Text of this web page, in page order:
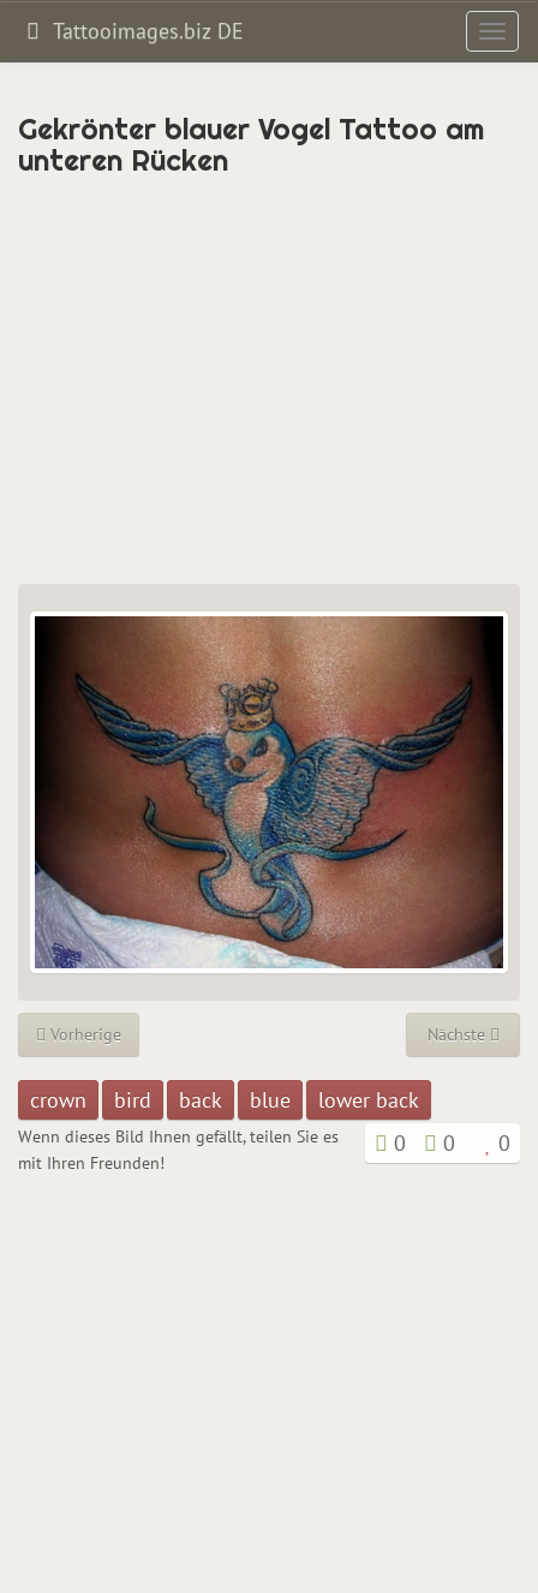
Tattooimages.biz DE
Gekrönter blauer Vogel Tattoo am
unteren Rücken
Vorherige Nächste
crown bird back blue
lower back
0
0 0
Wenn dieses Bild Ihnen gefällt, teilen Sie es
mit Ihren Freunden!